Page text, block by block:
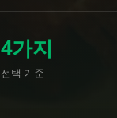
4가지
선택 기준